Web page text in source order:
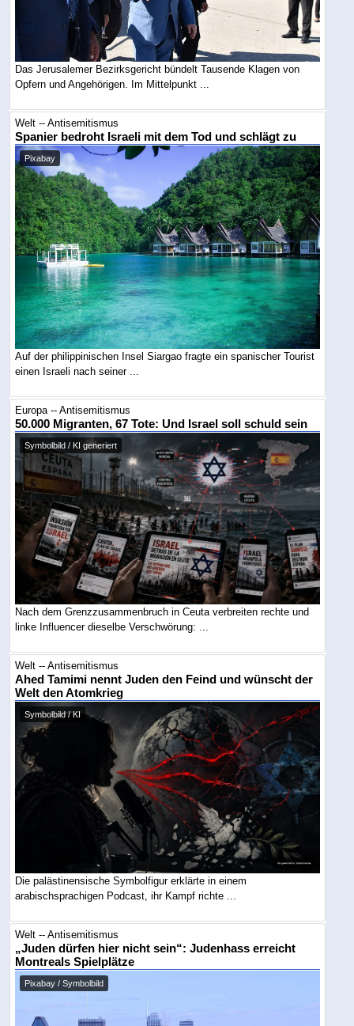
Das Jerusalemer Bezirksgericht bündelt Tausende Klagen von
Opfern und Angehörigen. Im Mittelpunkt ...
Welt -- Antisemitismus
Spanier bedroht Israeli mit dem Tod und schlägt zu
Pixabay
Auf der philippinischen Insel Siargao fragte ein spanischer Tourist
einen Israeli nach seiner ...
Europa -- Antisemitismus
50.000 Migranten, 67 Tote: Und Israel soll schuld sein
Symbolbild / KI generiert
Nach dem Grenzzusammenbruch in Ceuta verbreiten rechte und
linke Influencer dieselbe Verschwörung: ...
Welt -- Antisemitismus
Ahed Tamimi nennt Juden den Feind und wünscht der
Welt den Atomkrieg
Symbolbild / KI
Die palästinensische Symbolfigur erklärte in einem
arabischsprachigen Podcast, ihr Kampf richte ...
Welt -- Antisemitismus
„Juden dürfen hier nicht sein“: Judenhass erreicht
Montreals Spielplätze
Pixabay / Symbolbild